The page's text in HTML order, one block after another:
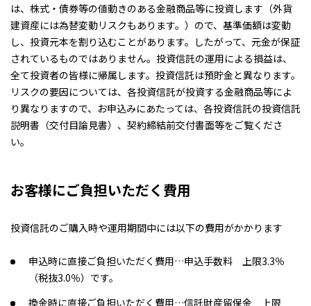
は、株式・債券等の値動きのある金融商品等に投資します（外貨
建資産には為替変動リスクもあります。）ので、基準価額は変動
し、投資元本を割り込むことがあります。したがって、元金が保証
されているものではありません。投資信託の運用による損益は、
全て投資者の皆様に帰属します。投資信託は預貯金と異なります。
リスクの要因については、各投資信託が投資する金融商品等によ
り異なりますので、お申込みにあたっては、各投資信託の投資信託
説明書（交付目論見書）、契約締結前交付書面等をご覧くださ
い。
お客様にご負担いただく費用
投資信託のご購入時や運用期間中には以下の費用がかかります
申込時に直接ご負担いただく費用…申込手数料 上限3.3％
（税抜3.0％）です。
換金時に直接ご負担いただく費用…信託財産留保金 上限